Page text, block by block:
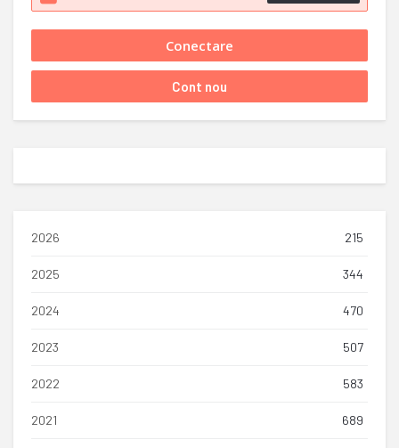
2026 215
2025 344
2024 470
2023 507
2022 583
2021 689